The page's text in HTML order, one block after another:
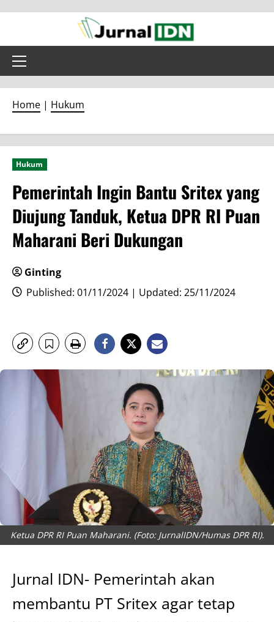
content
Primary
Home | Hukum
Hukum
Pemerintah Ingin Bantu Sritex yang
Diujung Tanduk, Ketua DPR RI Puan
Maharani Beri Dukungan
Ginting
Published: 01/11/2024 | Updated: 25/11/2024
Ketua DPR RI Puan Maharani. (Foto: JurnalIDN/Humas DPR RI).
Jurnal IDN- Pemerintah akan
membantu PT Sritex agar tetap